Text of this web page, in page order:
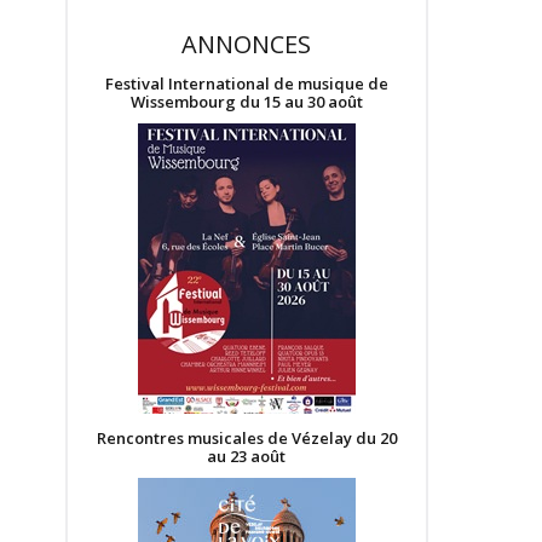
ANNONCES
Festival International de musique de
Wissembourg du 15 au 30 août
Rencontres musicales de Vézelay du 20
au 23 août